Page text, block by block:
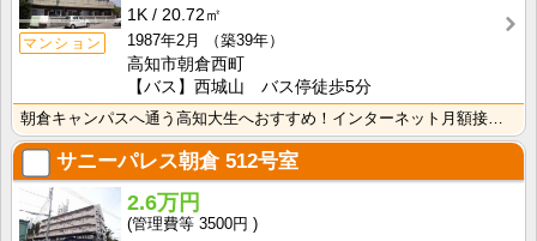
マンション
1K
20.72㎡
1987年2月
（築39年）
高知市朝倉西町
【バス】西城山 バス停徒歩5分
朝倉キャンパスへ通う高知大生へおすすめ！インターネット月額接続使用無料！敷金・礼金無し！エアコン付き･･･
サニーパレス朝倉512号室
2.6万円
3500円